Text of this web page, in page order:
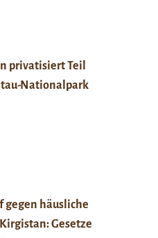
privatisiert Teil
Nationalpark
gegen häusliche
Gesetze